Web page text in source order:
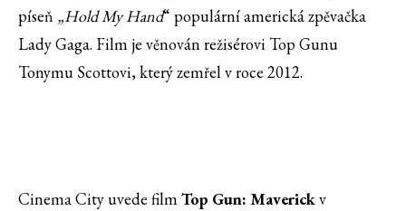
píseň „Hold My Hand“ populární americká zpěvačka
Lady Gaga. Film je věnován režisérovi Top Gunu
Tonymu Scottovi, který zemřel v roce 2012.
Cinema City uvede filmTop Gun: Maverickv